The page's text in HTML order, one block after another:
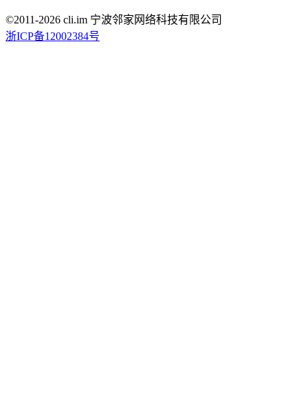
©2011-2026 cli.im 宁波邻家网络科技有限公司
浙ICP备12002384号